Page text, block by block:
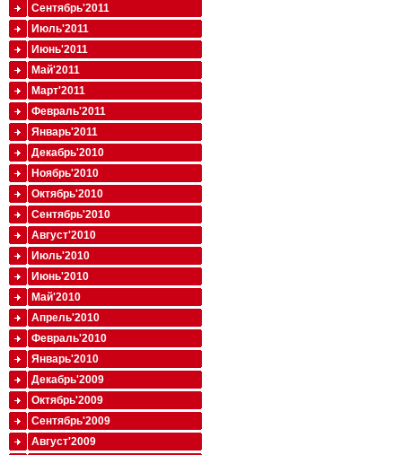
Сентябрь'2011
Июль'2011
Июнь'2011
Май'2011
Март'2011
Февраль'2011
Январь'2011
Декабрь'2010
Ноябрь'2010
Октябрь'2010
Сентябрь'2010
Август'2010
Июль'2010
Июнь'2010
Май'2010
Апрель'2010
Февраль'2010
Январь'2010
Декабрь'2009
Октябрь'2009
Сентябрь'2009
Август'2009